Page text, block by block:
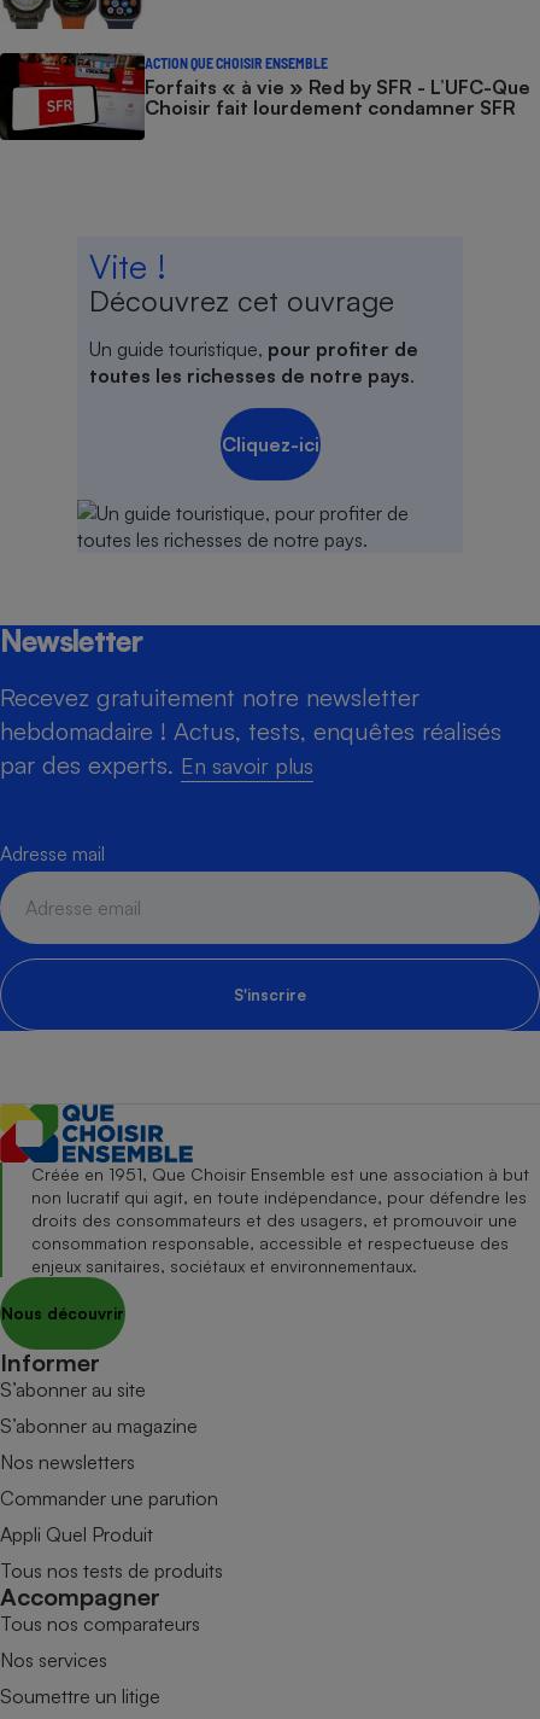
ACTION QUE CHOISIR ENSEMBLE
Forfaits « à vie » Red by SFR - L’UFC-Que
Choisir fait lourdement condamner SFR
Vite !
Découvrez cet ouvrage
Un guide touristique, pour profiter de
toutes les richesses de notre pays.
Cliquez-ici
Newsletter
Recevez gratuitement notre newsletter
hebdomadaire ! Actus, tests, enquêtes réalisés
par des experts. En savoir plus
Adresse mail
S'inscrire
Créée en 1951, Que Choisir Ensemble est une association à but
non lucratif qui agit, en toute indépendance, pour défendre les
droits des consommateurs et des usagers, et promouvoir une
consommation responsable, accessible et respectueuse des
enjeux sanitaires, sociétaux et environnementaux.
Nous découvrir
Informer
S’abonner au site
S’abonner au magazine
Nos newsletters
Commander une parution
Appli Quel Produit
Tous nos tests de produits
Accompagner
Tous nos comparateurs
Nos services
Soumettre un litige